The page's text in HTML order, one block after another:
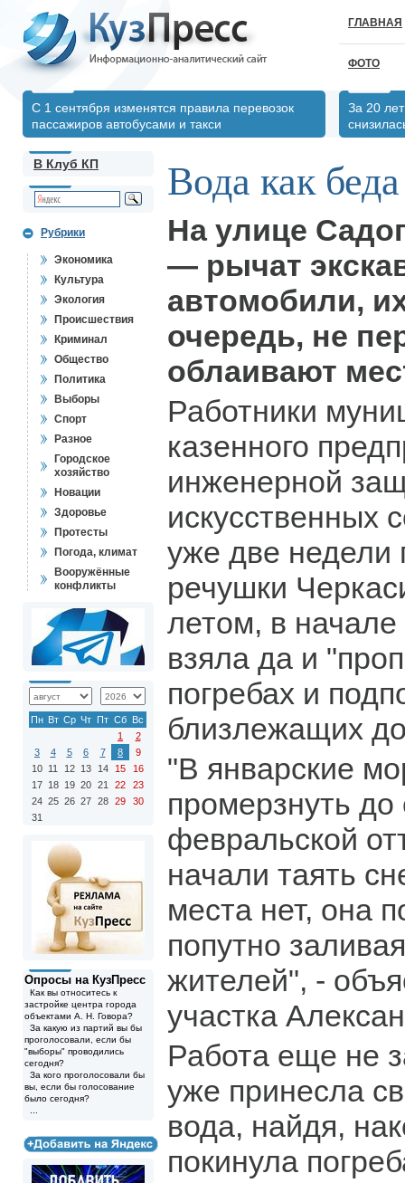
ГЛАВНАЯ
ФОТО
С 1 сентября изменятся правила перевозок
пассажиров автобусами и такси
За 20
В Клуб КП
Рубрики
Экономика
Культура
Экология
Происшествия
Криминал
Общество
Политика
Выборы
Спорт
Разное
Городское
хозяйство
Новации
Здоровье
Протесты
Погода, климат
Вооружённые
конфликты
Пн Вт Ср Чт Пт Сб Вс
1
2
3
4 5 6 7 8
9
10 11 12 13 14 15
16
17 18 19 20 21 22
23
24 25 26 27 28 29
30
31
Опросы на КузПресс
Как вы относитесь к
застройке центра города
объектами А. Н. Говора?
За какую из партий вы бы
проголосовали, если бы
"выборы" проводились
сегодня?
За кого проголосовали бы
вы, если бы голосование
было сегодня?
Вода как беда
На улице
— рычат
автомобили,
очередь, не
облаивают
Работники
казенного
инженерной
искусственных
уже две недели
речушки
летом, в
взяла да и
погребах и
близлежащих
"В январские
промерзнуть до
февральской
начали таять
места нет, она
попутно
жителей", -
участка
Работа еще не
уже принесла
вода, найдя,
покинула